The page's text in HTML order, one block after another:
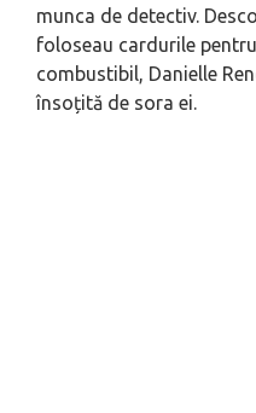
munca de detectiv.
foloseau cardurile
combustibil, Danielle
însoțită de sora ei.